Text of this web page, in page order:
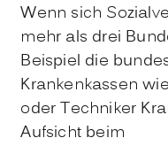
Wenn sich
mehr als drei
Beispiel die
Krankenkassen
oder Techniker
Aufsicht beim